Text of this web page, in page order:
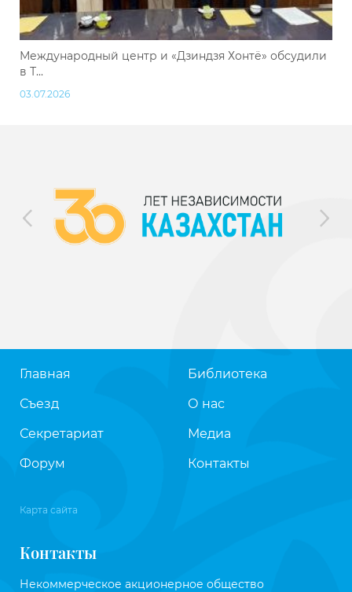
Международный центр и «Дзиндзя Хонтё» обсудили
в Т...
03.07.2026
Главная
Съезд
Секретариат
Форум
Библиотека
О нас
Медиа
Контакты
Карта сайта
Контакты
Некоммерческое акционерное общество